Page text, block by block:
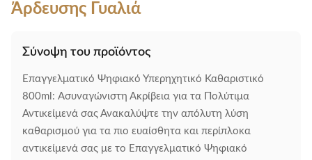
Άρδευσης Γυαλιά
Σύνοψη του προϊόντος
Επαγγελματικό Ψηφιακό Υπερηχητικό Καθαριστικό
800ml: Ασυναγώνιστη Ακρίβεια για τα Πολύτιμα
Αντικείμενά σας Ανακαλύψτε την απόλυτη λύση
καθαρισμού για τα πιο ευαίσθητα και περίπλοκα
αντικείμενά σας με το Επαγγελματικό Ψηφιακό